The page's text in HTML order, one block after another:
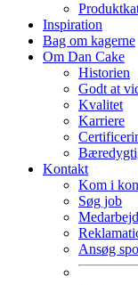
Inspiration
Bag om kagerne
Om Dan Cake
Historien
Godt at
Kvalitet
Karriere
Kontakt
Kom i
Søg job
Ansøg